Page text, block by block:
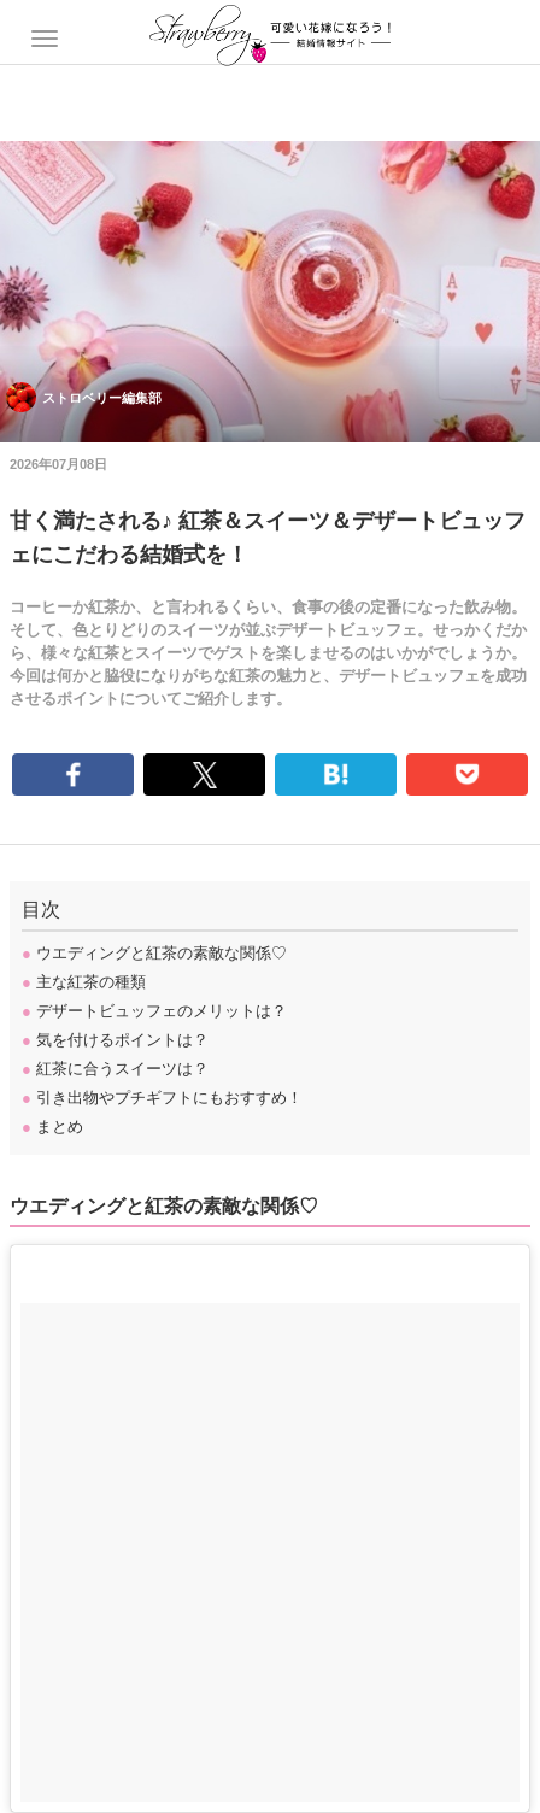
ストロベリー編集部
2026年07月08日
甘く満たされる♪ 紅茶＆スイーツ＆デザートビュッフ
ェにこだわる結婚式を！
コーヒーか紅茶か、と言われるくらい、食事の後の定番になった飲み物。
そして、色とりどりのスイーツが並ぶデザートビュッフェ。せっかくだか
ら、様々な紅茶とスイーツでゲストを楽しませるのはいかがでしょうか。
今回は何かと脇役になりがちな紅茶の魅力と、デザートビュッフェを成功
させるポイントについてご紹介します。
目次
● ウエディングと紅茶の素敵な関係♡
● 主な紅茶の種類
● デザートビュッフェのメリットは？
● 気を付けるポイントは？
● 紅茶に合うスイーツは？
● 引き出物やプチギフトにもおすすめ！
● まとめ
ウエディングと紅茶の素敵な関係♡